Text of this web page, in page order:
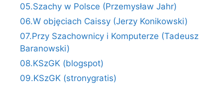
05.Szachy w Polsce (Przemysław Jahr)
06.W objęciach Caissy (Jerzy Konikowski)
07.Przy Szachownicy i Komputerze (Tadeusz
Baranowski)
08.KSzGK (blogspot)
09.KSzGK (stronygratis)